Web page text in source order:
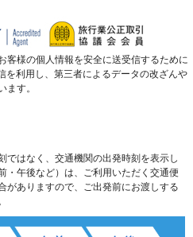
客様の個人情報を安全に送受信するために
を利用し、第三者によるデータの改ざんや
ます。
ではなく、交通機関の出発時刻を表示し
・午後など）は、ご利用いただく交通便
がありますので、ご出発前にお渡しする